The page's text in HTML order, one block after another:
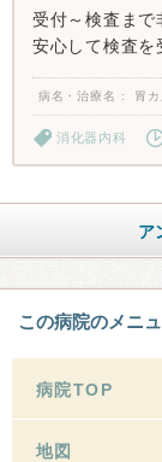
受付～検査まで
安心して検査を
病名・治療名 胃
消化器内科
ア
この病院のメニ
病院TOP
地図